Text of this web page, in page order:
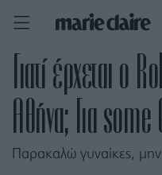
Γιατί έρχεται
Αθήνα; Για
Παρακαλώ γυναίκες, μην